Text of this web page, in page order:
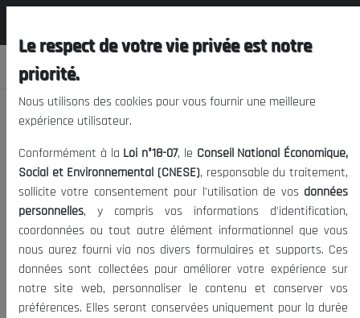
Date de publication: 23/09/2020 | Tags: Revues de presse |
Visites: 1178
Le respect de votre vie privée est notre
priorité.
Nous utilisons des cookies pour vous fournir une meilleure
expérience utilisateur.
Conformément à la Loi n°18-07, le Conseil National Économique,
Social et Environnemental (CNESE), responsable du traitement,
sollicite votre consentement pour l'utilisation de vos données
personnelles, y compris vos informations d'identification,
coordonnées ou tout autre élément informationnel que vous
nous aurez fourni via nos divers formulaires et supports. Ces
données sont collectées pour améliorer votre expérience sur
notre site web, personnaliser le contenu et conserver vos
préférences. Elles seront conservées uniquement pour la durée